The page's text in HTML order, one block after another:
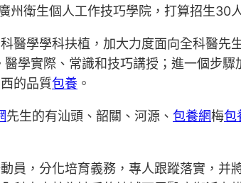
州衛生個人工作技巧學院，打算招生30
醫學學科扶植，加大力度面向全科醫先
學實際、常識和技巧講授；進一個步
的品質包養 。
先生的有汕頭、韶關、河源、 包養網梅包
員，分化培育義務，專人跟蹤落實，并